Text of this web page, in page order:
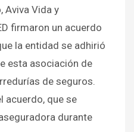
Aviva Vida y
firmaron un acuerdo
la entidad se adhirió
esta asociación de
de seguros.
acuerdo, que se
durante